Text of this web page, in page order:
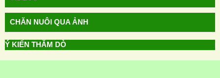
CHĂN NUÔI QUA ẢNH
Ý KIẾN THĂM DÒ